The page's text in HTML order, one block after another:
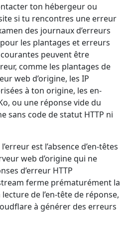
ton hébergeur ou
si tu rencontres une erreur
des journaux d’erreurs
les plantages et erreurs
peuvent être
comme les plantages de
web d’origine, les IP
à ton origine, les en-
ou une réponse vide du
sans code de statut HTTP ni
est l’absence d’en-têtes
web d’origine qui ne
d’erreur HTTP
ferme prématurément la
de l’en-tête de réponse,
à générer des erreurs